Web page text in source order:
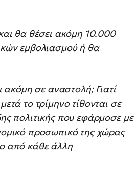
θα θέσει ακόμη 10.000
εμβολιασμού ή θα
ακόμη σε αναστολή; Γιατί
το τρίμηνο τίθονται σε
πολιτικής που εφάρμοσε με
προσωπικό της χώρας
από κάθε άλλη